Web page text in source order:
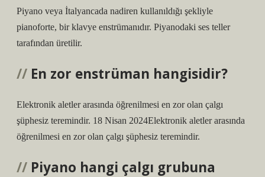
Piyano veya İtalyancada nadiren kullanıldığı şekliyle
pianoforte, bir klavye enstrümanıdır. Piyanodaki ses teller
tarafından üretilir.
En zor enstrüman hangisidir?
Elektronik aletler arasında öğrenilmesi en zor olan çalgı
şüphesiz teremindir. 18 Nisan 2024Elektronik aletler arasında
öğrenilmesi en zor olan çalgı şüphesiz teremindir.
Piyano hangi çalgı grubuna